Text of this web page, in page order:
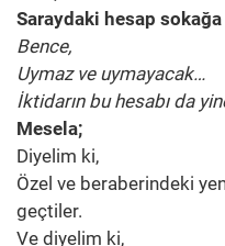
Saraydaki hesap sokağa
Bence,
Uymaz ve uymayacak…
İktidarın bu hesabı da
Mesela;
Diyelim ki,
Özel ve beraberindeki
geçtiler.
Ve diyelim ki,